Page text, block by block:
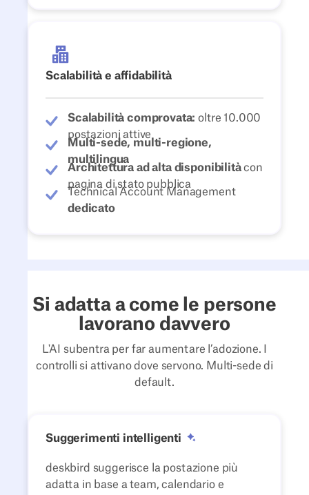
Scalabilità e affidabilità
Scalabilità comprovata:oltre 10.000
postazioni attive
Multi-sede, multi-regione,
multilingua
Architettura ad alta disponibilitàcon
pagina di stato pubblica
Technical Account Management
dedicato
Si adatta a come le persone
lavorano davvero
L'AI subentra per far aumentare l’adozione. I
controlli si attivano dove servono. Multi-sede di
default.
Suggerimenti intelligenti
deskbird suggerisce la postazione più
adatta in base a team, calendario e